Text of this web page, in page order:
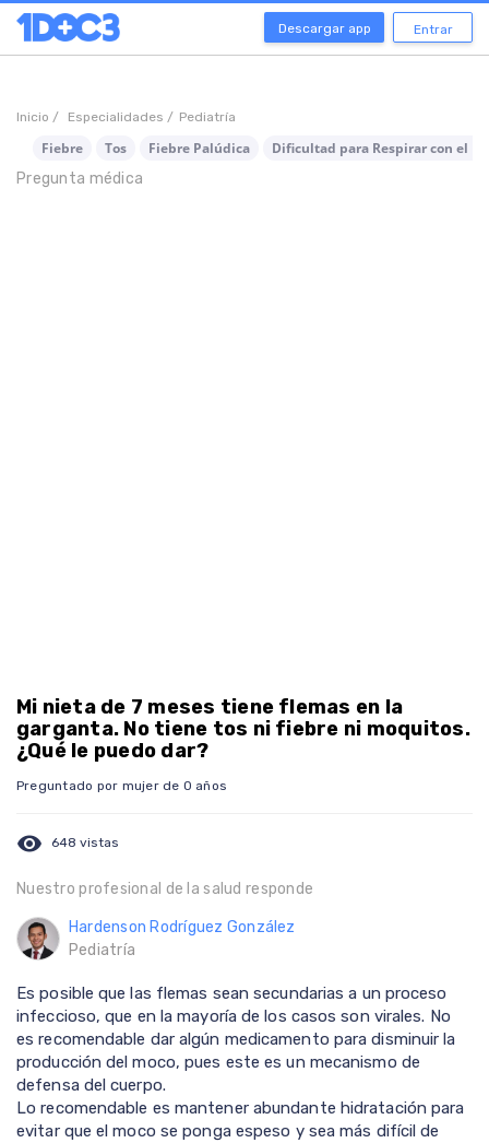
Descargar app Entrar
Inicio / Especialidades / Pediatría
Fiebre Tos Fiebre Palúdica
Dificultad para Respirar con el
Pregunta médica
Mi nieta de 7 meses tiene flemas en la
garganta. No tiene tos ni fiebre ni moquitos.
¿Qué le puedo dar?
Preguntado por mujer de 0 años
visibility 648 vistas
Nuestro profesional de la salud responde
Hardenson Rodríguez González
Pediatría
Es posible que las flemas sean secundarias a un proceso
infeccioso, que en la mayoría de los casos son virales. No
es recomendable dar algún medicamento para disminuir la
producción del moco, pues este es un mecanismo de
defensa del cuerpo.
Lo recomendable es mantener abundante hidratación para
evitar que el moco se ponga espeso y sea más difícil de